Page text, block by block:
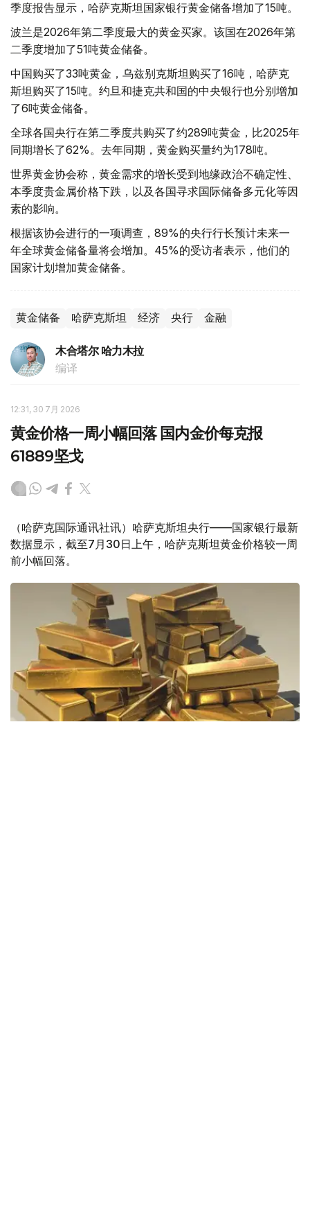
季度报告显示，哈萨克斯坦国家银行黄金储备增加了15吨。
波兰是2026年第二季度最大的黄金买家。该国在2026年第
二季度增加了51吨黄金储备。
中国购买了33吨黄金，乌兹别克斯坦购买了16吨，哈萨克
斯坦购买了15吨。约旦和捷克共和国的中央银行也分别增加
了6吨黄金储备。
全球各国央行在第二季度共购买了约289吨黄金，比2025年
同期增长了62%。去年同期，黄金购买量约为178吨。
世界黄金协会称，黄金需求的增长受到地缘政治不确定性、
本季度贵金属价格下跌，以及各国寻求国际储备多元化等因
素的影响。
根据该协会进行的一项调查，89%的央行行长预计未来一
年全球黄金储备量将会增加。45%的受访者表示，他们的
国家计划增加黄金储备。
黄金储备 哈萨克斯坦 经济 央行 金融
木合塔尔 哈力木拉
编译
12:31, 30 7月 2026
黄金价格一周小幅回落 国内金价每克报
61889坚戈
（哈萨克国际通讯社讯）哈萨克斯坦央行——国家银行最新
数据显示，截至7月30日上午，哈萨克斯坦黄金价格较一周
前小幅回落。